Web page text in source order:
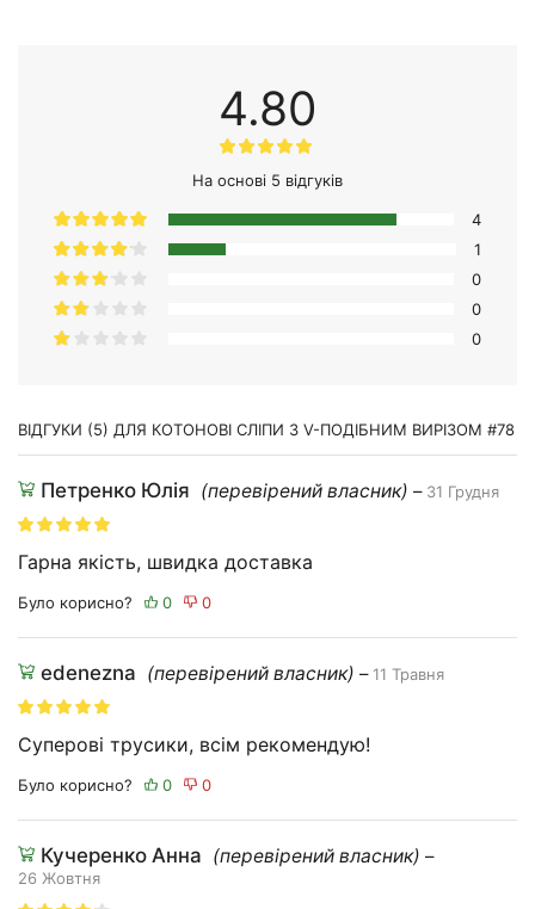
4.80
На основі 5 відгуків
4
1
0
0
0
ВІДГУКИ (5) ДЛЯ КОТОНОВІ СЛІПИ З V-ПОДІБНИМ ВИРІЗОМ #78
Петренко Юлія (перевірений власник) – 31 Грудня
Гарна якість, швидка доставка
Було корисно?
edenezna (перевірений власник) – 11 Травня
Суперові трусики, всім рекомендую!
Було корисно?
Кучеренко Анна (перевірений власник) –
26 Жовтня